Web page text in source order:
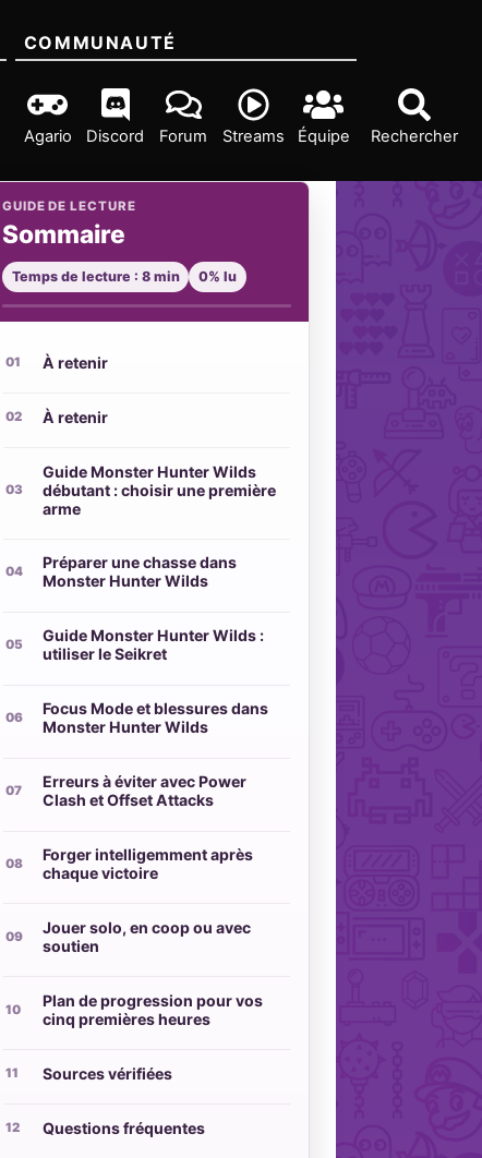
Rechercher
COMMUNAUTÉ
Agario Discord Forum Streams Équipe
GUIDE DE LECTURE
Sommaire
Temps de lecture : 8 min 0% lu
À retenir
À retenir
Guide Monster Hunter Wilds
débutant : choisir une première
arme
Préparer une chasse dans
Monster Hunter Wilds
Guide Monster Hunter Wilds :
utiliser le Seikret
Focus Mode et blessures dans
Monster Hunter Wilds
Erreurs à éviter avec Power
Clash et Offset Attacks
Forger intelligemment après
chaque victoire
Jouer solo, en coop ou avec
soutien
Plan de progression pour vos
cinq premières heures
Sources vérifiées
Questions fréquentes